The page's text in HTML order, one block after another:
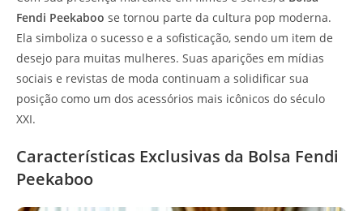
Fendi Peekaboo se tornou parte da cultura pop moderna.
Ela simboliza o sucesso e a sofisticação, sendo um item de
desejo para muitas mulheres. Suas aparições em mídias
sociais e revistas de moda continuam a solidificar sua
posição como um dos acessórios mais icônicos do século
XXI.
Características Exclusivas da Bolsa Fendi
Peekaboo